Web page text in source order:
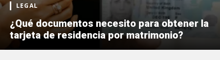
LEGAL
¿Qué documentos necesito para obtener la
tarjeta de residencia por matrimonio?